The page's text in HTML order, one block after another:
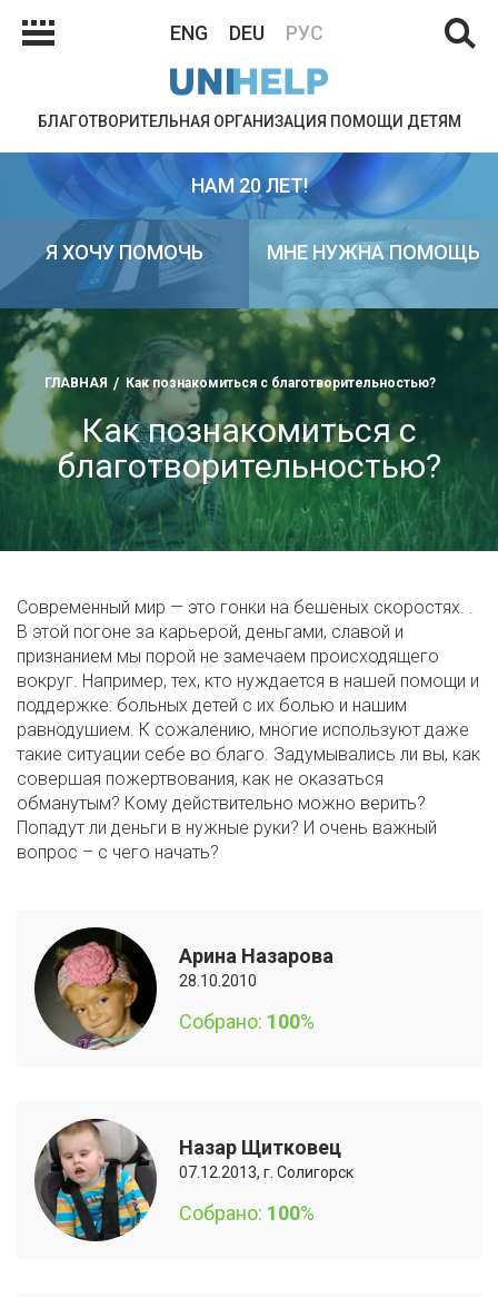
ENG DEU РУС
БЛАГОТВОРИТЕЛЬНАЯ ОРГАНИЗАЦИЯ ПОМОЩИ ДЕТЯМ
НАМ 20 ЛЕТ!
Я ХОЧУ ПОМОЧЬ МНЕ НУЖНА ПОМОЩЬ
ГЛАВНАЯ Как познакомиться с благотворительностью?
Как познакомиться с
благотворительностью?
Современный мир — это гонки на бешеных скоростях. .
В этой погоне за карьерой, деньгами, славой и
признанием мы порой не замечаем происходящего
вокруг. Например, тех, кто нуждается в нашей помощи и
поддержке: больных детей с их болью и нашим
равнодушием. К сожалению, многие используют даже
такие ситуации себе во благо. Задумывались ли вы, как
совершая пожертвования, как не оказаться
обманутым? Кому действительно можно верить?
Попадут ли деньги в нужные руки? И очень важный
вопрос – с чего начать?
Арина Назарова
28.10.2010
Собрано: 100%
Назар Щитковец
07.12.2013, г. Солигорск
Собрано: 100%